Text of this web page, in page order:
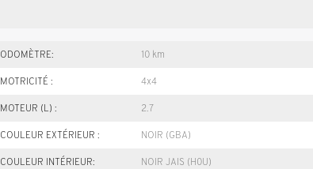
ODOMÈTRE: 10 km
MOTRICITÉ : 4x4
MOTEUR (L) : 2.7
COULEUR EXTÉRIEUR : NOIR (GBA)
COULEUR INTÉRIEUR: NOIR JAIS (H0U)